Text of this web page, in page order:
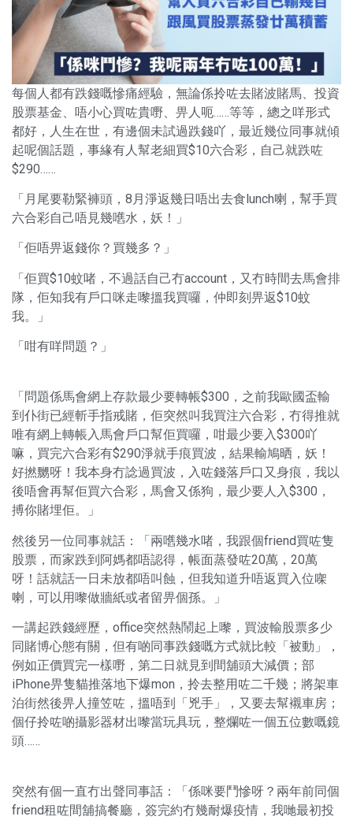
每個人都有跌錢嘅慘痛經驗，無論係拎咗去賭波賭馬、投資
股票基金、唔小心買咗貴嘢、畀人呃……等等，總之咩形式
都好，人生在世，有邊個未試過跌錢吖，最近幾位同事就傾
起呢個話題，事緣有人幫老細買$10六合彩，自己就跌咗
$290……
「月尾要勒緊褲頭，8月淨返幾日唔出去食lunch喇，幫手買
六合彩自己唔見幾嚿水，妖！」
「佢唔畀返錢你？買幾多？」
「佢買$10蚊啫，不過話自己冇account，又冇時間去馬會排
隊，佢知我有戶口咪走嚟搵我買囉，仲即刻畀返$10蚊
我。」
「咁有咩問題？」
「問題係馬會網上存款最少要轉帳$300，之前我歐國盃輸
到仆街已經斬手指戒賭，佢突然叫我買注六合彩，冇得推就
唯有網上轉帳入馬會戶口幫佢買囉，咁最少要入$300吖
嘛，買完六合彩有$290淨就手痕買波，結果輸鳩晒，妖！
好撚嬲呀！我本身冇諗過買波，入咗錢落戶口又身痕，我以
後唔會再幫佢買六合彩，馬會又係狗，最少要人入$300，
搏你賭埋佢。」
然後另一位同事就話：「兩嚿幾水啫，我跟個friend買咗隻
股票，而家跌到阿媽都唔認得，帳面蒸發咗20萬，20萬
呀！話就話一日未放都唔叫蝕，但我知道升唔返買入位㗎
喇，可以用嚟做牆紙或者留畀個孫。」
一講起跌錢經歷，office突然熱鬧起上嚟，買波輸股票多少
同賭博心態有關，但有啲同事跌錢嘅方式就比較「被動」，
例如正價買完一樣嘢，第二日就見到間舖頭大減價；部
iPhone畀隻貓推落地下爆mon，拎去整用咗二千幾；將架車
泊街然後畀人撞笠咗，搵唔到「兇手」，又要去幫襯車房；
個仔拎咗啲攝影器材出嚟當玩具玩，整爛咗一個五位數嘅鏡
頭……
突然有個一直冇出聲同事話：「係咪要鬥慘呀？兩年前同個
friend租咗間舖搞餐廳，簽完約冇幾耐爆疫情，我哋最初投